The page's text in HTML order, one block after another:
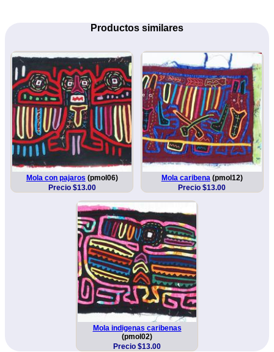
Productos similares
Mola con pajaros (pmol06)
Precio $13.00
Mola caribena(pmol12)
Precio $13.00
Mola indigenas caribenas
(pmol02)
Precio $13.00